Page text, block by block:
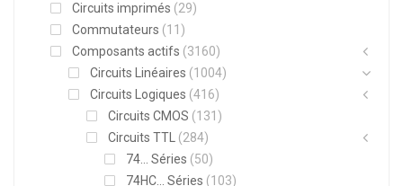
Circuits imprimés (29)
Commutateurs (11)
Composants actifs (3160)
Circuits Linéaires (1004)
Circuits Logiques (416)
Circuits CMOS (131)
Circuits TTL (284)
74... Séries (50)
74HC... Séries (103)